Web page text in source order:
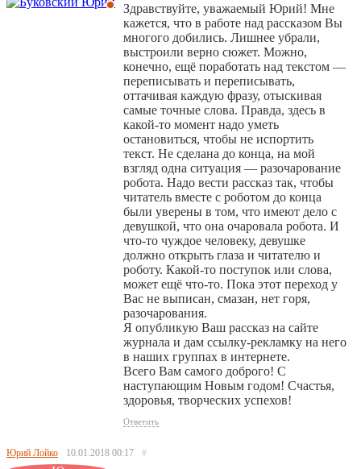
Здравствуйте, уважаемый Юрий! Мне
кажется, что в работе над рассказом Вы
многого добились. Лишнее убрали,
выстроили верно сюжет. Можно,
конечно, ещё поработать над текстом —
переписывать и переписывать,
оттачивая каждую фразу, отыскивая
самые точные слова. Правда, здесь в
какой-то момент надо уметь
остановиться, чтобы не испортить
текст. Не сделана до конца, на мой
взгляд одна ситуация — разочарование
робота. Надо вести рассказ так, чтобы
читатель вместе с роботом до конца
были уверены в том, что имеют дело с
девушкой, что она очаровала робота. И
что-то чуждое человеку, девушке
должно открыть глаза и читателю и
роботу. Какой-то поступок или слова,
может ещё что-то. Пока этот переход у
Вас не выписан, смазан, нет горя,
разочарования.
Я опубликую Ваш рассказ на сайте
журнала и дам ссылку-рекламку на него
в наших группах в интернете.
Всего Вам самого доброго! С
наступающим Новым годом! Счастья,
здоровья, творческих успехов!
Ответить
Юрий Лойко 10.01.2018 00:17 #